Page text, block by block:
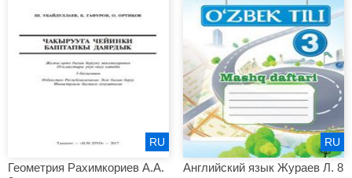
Геометрия Рахимкориев А.А.
RU
Английский язык Жураев Л. 8
RU